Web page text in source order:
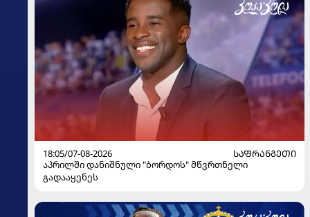
18:05/07-08-2026
ᲡᲐᲤᲠᲐᲜᲒᲔᲗᲘ
აპრილში დანიშნული "ბორდოს" მწვრთნელი
გადააყენეს